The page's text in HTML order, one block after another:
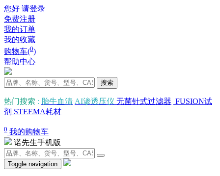
您好 请登录
免费注册
我的订单
我的收藏
购物车(0)
帮助中心
搜索
热门搜索 : 胎牛血清 AI渗透压仪 无菌针式过滤器 FUSION试
剂 STEEMA耗材
0 我的购物车
诺先生手机版
Toggle navigation